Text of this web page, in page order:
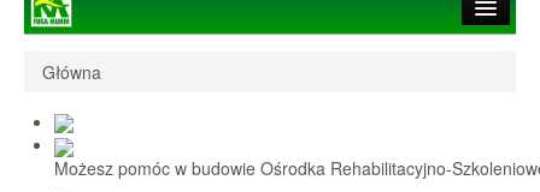
1,5% i darowizny
Nasi Beneficjenci
Główna
Możesz pomóc w budowie Ośrodka Rehabilitacyjno-